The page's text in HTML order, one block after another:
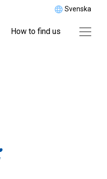
Svenska
How to find us